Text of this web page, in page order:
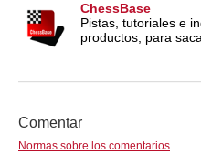
ChessBase
Pistas, tutoriales e
productos, para
Comentar
Normas sobre los comentarios